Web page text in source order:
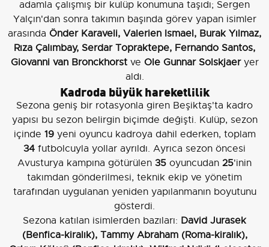
adamla çalışmış bir kulüp konumuna taşıdı; Sergen
Yalçın'dan sonra takımın başında görev yapan isimler
arasında Önder Karaveli, Valerien Ismael, Burak Yılmaz,
Rıza Çalımbay, Serdar Topraktepe, Fernando Santos,
Giovanni van Bronckhorstve Ole Gunnar Solskjaeryer
aldı.
Kadroda büyük hareketlilik
Sezona geniş bir rotasyonla giren Beşiktaş'ta kadro
yapısı bu sezon belirgin biçimde değişti. Kulüp, sezon
içinde 19yeni oyuncu kadroya dahil ederken, toplam
34 futbolcuyla yollar ayrıldı. Ayrıca sezon öncesi
Avusturya kampına götürülen 35 oyuncudan 25'inin
takımdan gönderilmesi, teknik ekip ve yönetim
tarafından uygulanan yeniden yapılanmanın boyutunu
gösterdi.
Sezona katılan isimlerden bazıları: David Jurasek
(Benfica-kiralık), Tammy Abraham (Roma-kiralık),